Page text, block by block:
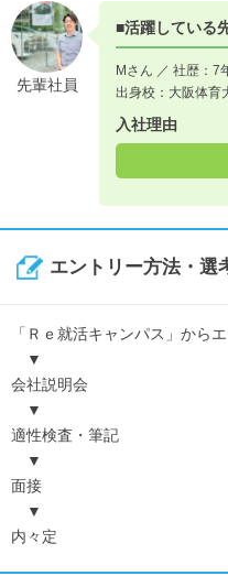
先輩社員
■活躍している
Mさん ／ 社歴：7
出身校：大阪体育
入社理由
エントリー方法・選
「Ｒｅ就活キャンパス」から
▼
会社説明会
▼
適性検査・筆記
▼
面接
▼
内々定